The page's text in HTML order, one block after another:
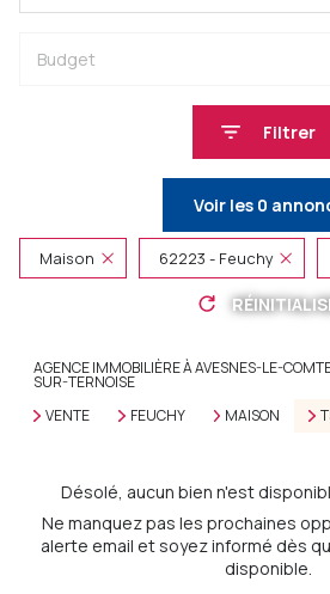
Budget
Filtrer
Voir les 0
Maison 62223 - Feuchy
AGENCE IMMOBILIÈRE À AVESNES-LE-
SUR-TERNOISE
VENTE
FEUCHY MAISON
Désolé, aucun bien n'est
Ne manquez pas les prochaines
alerte email et soyez informé dès
disponible.